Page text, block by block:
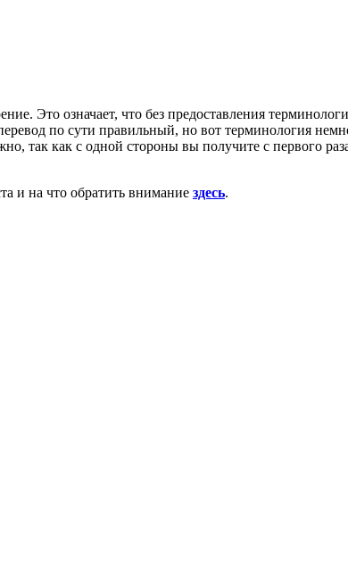
Это означает, что без предоставления
по сути правильный, но вот терминология
так как с одной стороны вы получите с первого
и на что обратить внимание здесь.